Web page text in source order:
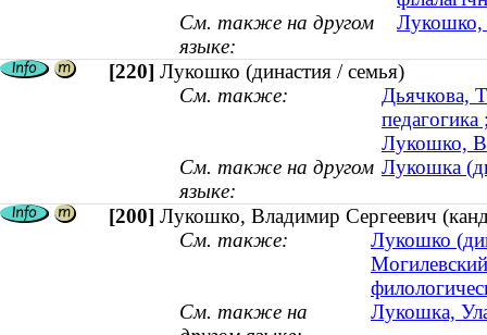
См. также на другом
языке:
Лукошко,
[220] Лукошко (династия / семья)
См. также:
Дьячкова,
Лукошко,
См. также на другом
языке:
Лукошка
[200] Лукошко, Владимир Сергеевич
См. также:
Лукошко
См. также на
Лукошка,